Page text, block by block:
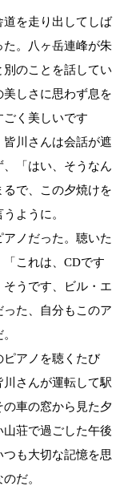
を走り出してしば
。八ヶ岳連峰が朱
のことを話してい
しさに思わず息を
く美しいです
川さんは会話が遮
「はい、そうなん
で、この夕焼けを
ように。
ノだった。聴いた
これは、CDです
うです、ビル・エ
た、自分もこのア
アノを聴くたび
さんが運転して駅
車の窓から見た夕
荘で過ごした午後
も大切な記憶を思
だ。